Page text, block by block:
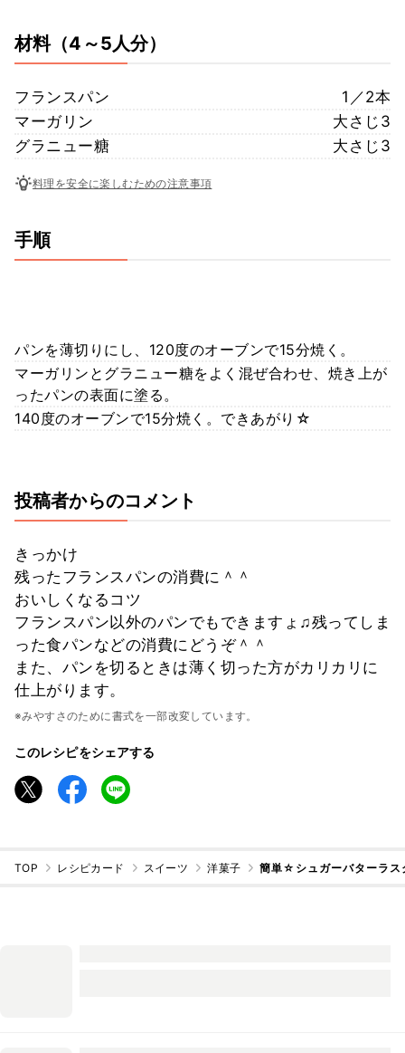
材料（4～5人分）
フランスパン
1／2本
マーガリン
大さじ3
グラニュー糖
大さじ3
料理を安全に楽しむための注意事項
手順
パンを薄切りにし、120度のオーブンで15分焼く。
マーガリンとグラニュー糖をよく混ぜ合わせ、焼き上が
ったパンの表面に塗る。
140度のオーブンで15分焼く。できあがり☆
投稿者からのコメント
きっかけ
残ったフランスパンの消費に＾＾
おいしくなるコツ
フランスパン以外のパンでもできますょ♫残ってしま
った食パンなどの消費にどうぞ＾＾
また、パンを切るときは薄く切った方がカリカリに
仕上がります。
※みやすさのために書式を一部改変しています。
このレシピをシェアする
TOP レシピカード スイーツ 洋菓子 簡単☆シュガーバターラス